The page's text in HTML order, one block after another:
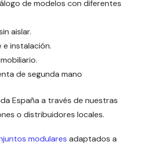
de modelos con diferentes
aislar.
instalación.
de segunda mano
España a través de nuestras
o distribuidores locales.
modulares adaptados a